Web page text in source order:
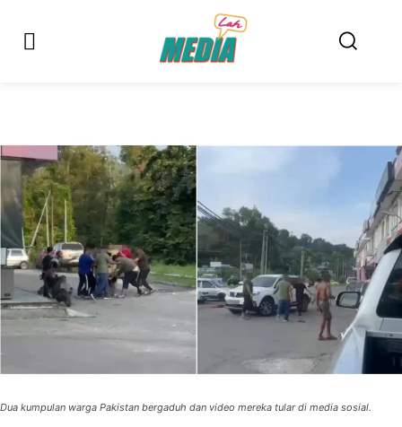
Dua kumpulan warga Pakistan bergaduh dan video mereka tular di media sosial.